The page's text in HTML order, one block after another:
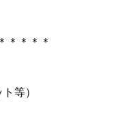
＊＊＊＊
等）